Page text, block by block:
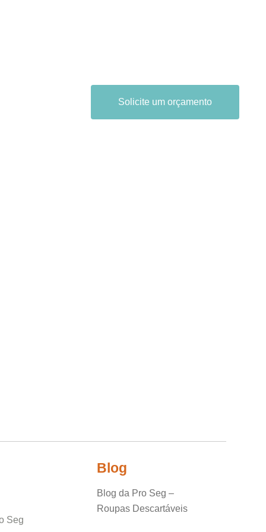
Solicite um orçamento
Seg
Blog
Blog da Pro Seg –
Roupas Descartáveis
Olá, insira seus dados para continuar.